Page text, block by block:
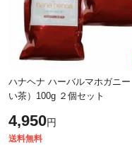
ハナヘナ ハーバルマホガニー
い茶）100g ２個セット
4,950円
送料無料